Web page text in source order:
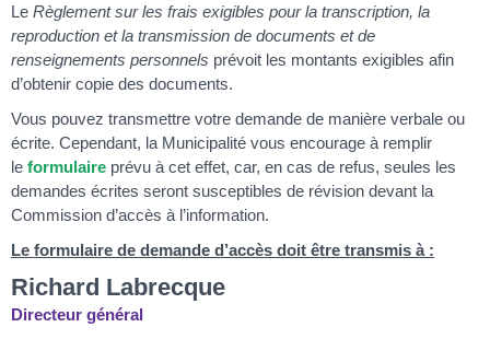
Le Règlement sur les frais exigibles pour la transcription, la
reproduction et la transmission de documents et de
renseignements personnels prévoit les montants exigibles afin
d’obtenir copie des documents.
Vous pouvez transmettre votre demande de manière verbale ou
écrite. Cependant, la Municipalité vous encourage à remplir
le formulaire prévu à cet effet, car, en cas de refus, seules les
demandes écrites seront susceptibles de révision devant la
Commission d’accès à l’information.
Le formulaire de demande d’accès doit être transmis à :
Richard Labrecque
Directeur général